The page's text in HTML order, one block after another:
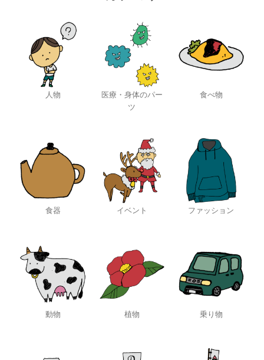
人物
医療・身体のパー
ツ
食べ物
食器 イベント ファッション
動物 植物 乗り物